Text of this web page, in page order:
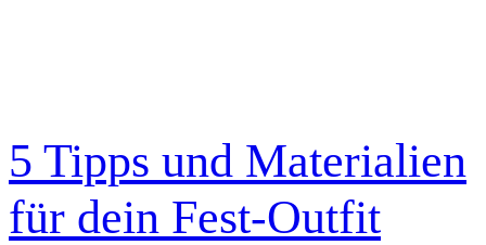
5 Tipps und Materialien
für dein Fest-Outfit